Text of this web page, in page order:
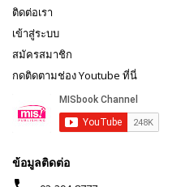
ติดต่อเรา
เข้าสู่ระบบ
สมัครสมาชิก
กดติดตามช่อง Youtube ที่นี่
ข้อมูลติดต่อ